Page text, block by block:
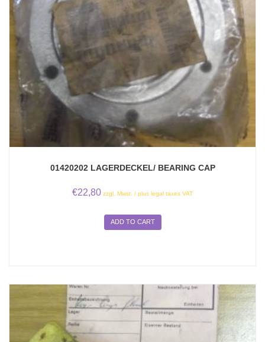
01420202 LAGERDECKEL/ BEARING CAP
€22,80 zzgl. Mwst. / plus legal taxes VAT
ADD TO CART